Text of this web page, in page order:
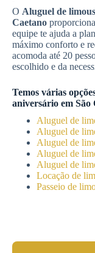
O Aluguel de
Caetano
equipe te ajuda a
máximo conforto e
acomoda até 20
escolhido e da
Temos várias
aniversário em São
Aluguel de
Aluguel de
Aluguel de
Aluguel de
Aluguel de
Locação de
Passeio de